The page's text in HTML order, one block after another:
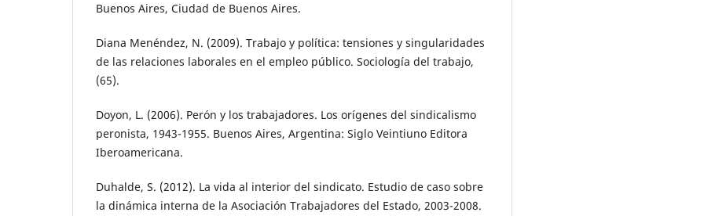
Buenos Aires, Ciudad de Buenos Aires.
Diana Menéndez, N. (2009). Trabajo y política: tensiones y singularidades
de las relaciones laborales en el empleo público. Sociología del trabajo,
(65).
Doyon, L. (2006). Perón y los trabajadores. Los orígenes del sindicalismo
peronista, 1943-1955. Buenos Aires, Argentina: Siglo Veintiuno Editora
Iberoamericana.
Duhalde, S. (2012). La vida al interior del sindicato. Estudio de caso sobre
la dinámica interna de la Asociación Trabajadores del Estado, 2003-2008.